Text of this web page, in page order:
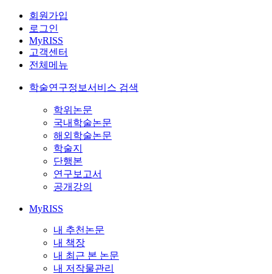
회원가입
로그인
MyRISS
고객센터
전체메뉴
학술연구정보서비스 검색
학위논문
국내학술논문
해외학술논문
학술지
단행본
연구보고서
공개강의
MyRISS
내 추천논문
내 책장
내 최근 본 논문
내 저작물관리